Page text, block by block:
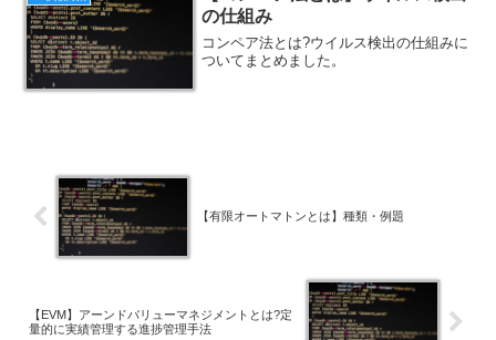
の仕組み
コンペア法とは?ウイルス検出の仕組みに
ついてまとめました。
【有限オートマトンとは】種類・例題
【EVM】アーンドバリューマネジメントとは?定
量的に実績管理する進捗管理手法